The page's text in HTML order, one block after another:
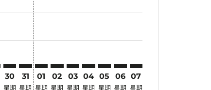
30
星期
31
星期
01
星期
02
星期
03
星期
04
星期
05
星期
06
星期
07
星期